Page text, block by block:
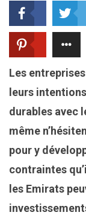
Les
leurs
durables avec
même
pour y
contraintes
les Emirats